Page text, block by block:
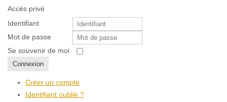
Accès privé
Identifiant
Mot de passe
Se souvenir de moi
Connexion
Créer un compte
Identifiant oublié ?